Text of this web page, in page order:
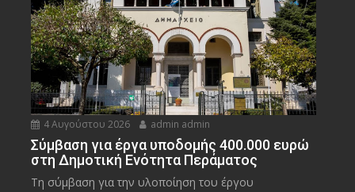
4 Αυγούστου 2026 admin admin
Σύμβαση για έργα υποδομής 400.000 ευρώ
στη Δημοτική Ενότητα Περάματος
Τη σύμβαση για την υλοποίηση του έργου